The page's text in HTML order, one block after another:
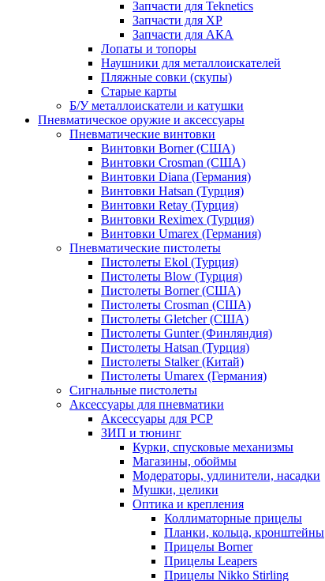
Запчасти для Teknetics
Запчасти для XP
Запчасти для АКА
Лопаты и топоры
Наушники для металлоискателей
Пляжные совки (скупы)
Старые карты
Б/У металлоискатели и катушки
Пневматическое оружие и аксессуары
Пневматические винтовки
Винтовки Borner (США)
Винтовки Crosman (США)
Винтовки Diana (Германия)
Винтовки Hatsan (Турция)
Винтовки Retay (Турция)
Винтовки Reximex (Турция)
Винтовки Umarex (Германия)
Пневматические пистолеты
Пистолеты Ekol (Турция)
Пистолеты Blow (Турция)
Пистолеты Borner (США)
Пистолеты Crosman (США)
Пистолеты Gletcher (США)
Пистолеты Gunter (Финляндия)
Пистолеты Hatsan (Турция)
Пистолеты Stalker (Китай)
Пистолеты Umarex (Германия)
Сигнальные пистолеты
Аксессуары для пневматики
Аксессуары для PCP
ЗИП и тюнинг
Курки, спусковые механизмы
Магазины, обоймы
Модераторы, удлинители, насадки
Мушки, целики
Оптика и крепления
Коллиматорные прицелы
Планки, кольца, кронштейны
Прицелы Borner
Прицелы Leapers
Прицелы Nikko Stirling